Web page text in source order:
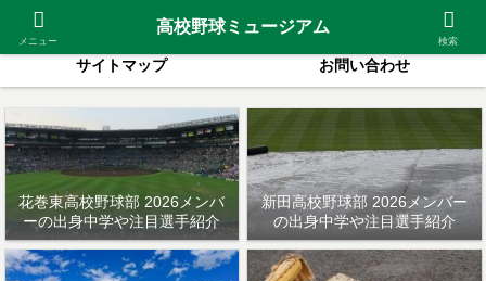
2026夏甲子園出場校 紹介高校一覧
サイトマップ お問い合わせ
花巻東高校野球部 2026メンバ
ーの出身中学や注目選手紹介
新田高校野球部 2026メンバー
の出身中学や注目選手紹介
メニュー
高校野球ミュージアム
検索